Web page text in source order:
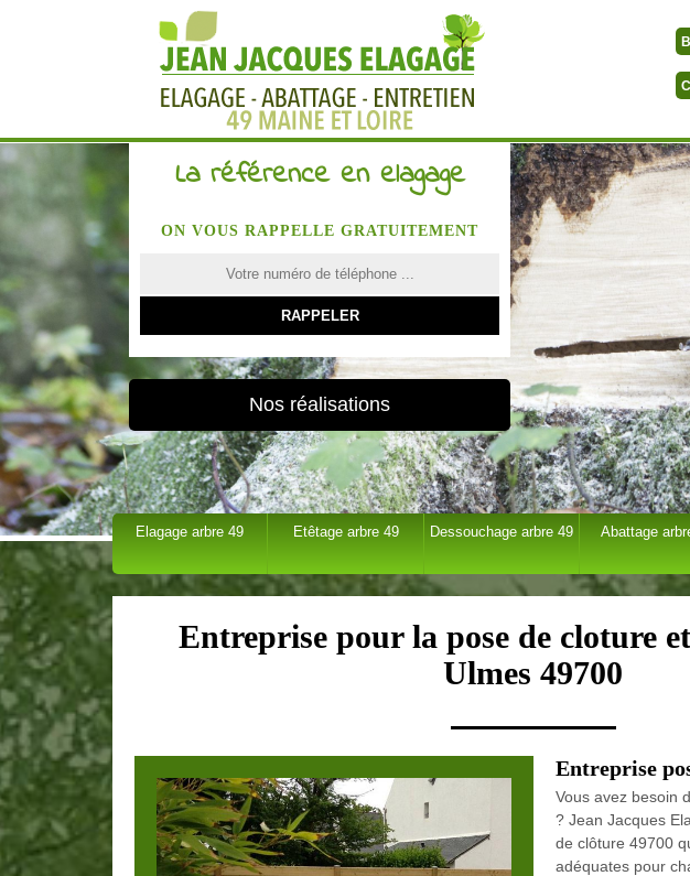
La référence en elagage
ON VOUS RAPPELLE GRATUITEMENT
Nos réalisations
Elagage arbre 49 Etêtage arbre 49 Dessouchage arbre 49 Abattage
Entreprise pour la pose de cloture
Ulmes 49700
Entreprise
Vous avez besoin
? Jean Jacques
de clôture 49700
adéquates pour